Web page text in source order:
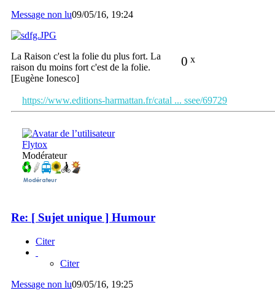
Message non lu09/05/16, 19:24
0 x
La Raison c'est la folie du plus fort. La
raison du moins fort c'est de la folie.
[Eugène Ionesco]
https://www.editions-harmattan.fr/catal ... ssee/69729
Flytox
Modérateur
Re: [ Sujet unique ] Humour
Citer
Citer
Message non lu09/05/16, 19:25